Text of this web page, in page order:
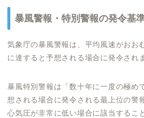
暴風警報・特別警報の発令基
気象庁の暴風警報は、平均風速がおお
に達すると予想される場合に発令され
暴風特別警報は「数十年に一度の極め
想される場合に発令される最上位の警
心気圧が非常に低い場合に該当するこ